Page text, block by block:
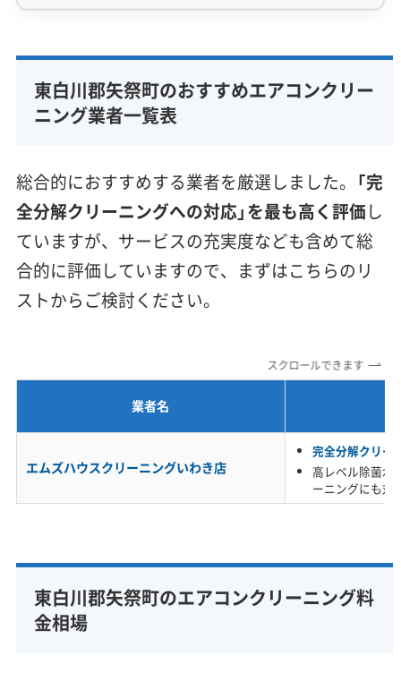
完全分解洗浄 部分クリーニング
実績10年以上
資格保有スタッフ
家庭用エアコン
保証付き アフターフォロー
女性スタッフ在籍
エコ洗剤使用
アレルギー対策
ハウスダスト除去
利便性・サービス (12)
年末年始対応
防カビ・抗菌 消臭処理 防汚コーティング
東白川郡矢祭町のおすすめエアコンクリー
ニング業者一覧表
総合的におすすめする業者を厳選しました。 「完
全分解クリーニングへの対応」を最も高く評価し
ていますが、サービスの充実度なども含めて総
合的に評価していますので、まずはこちらのリ
ストからご検討ください。
スクロールできます
業者名
エムズハウスクリーニングいわき店
完全分解クリー
高レベル除菌水
ーニングにも対
東白川郡矢祭町のエアコンクリーニング料
金相場